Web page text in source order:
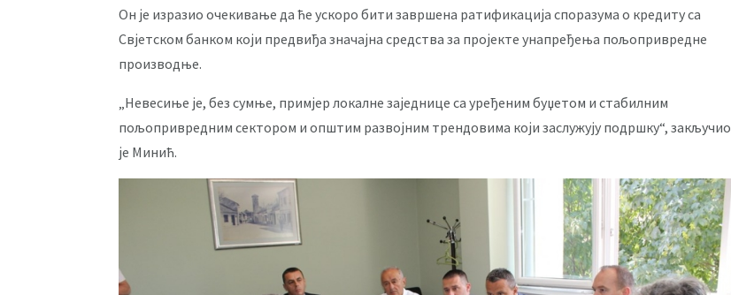
Он је изразио очекивање да ће ускоро бити завршена ратификација споразума о кредиту са
Свјетском банком који предвиђа значајна средства за пројекте унапређења пољопривредне
производње.
„Невесиње је, без сумње, примјер локалне заједнице са уређеним буџетом и стабилним
пољопривредним сектором и општим развојним трендовима који заслужују подршку“, закључио
је Минић.